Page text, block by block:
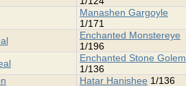
Manashen Gargoyle
1/171
Enchanted Monstereye
1/196
Enchanted Stone Golem
1/136
Hatar Hanishee 1/136